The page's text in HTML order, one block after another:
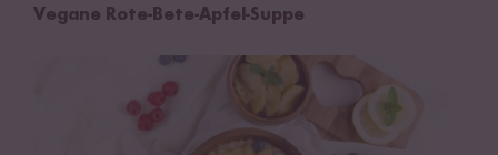
Vegane Rote-Bete-Apfel-Suppe